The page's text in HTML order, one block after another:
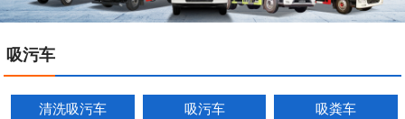
吸污车
清洗吸污车 吸污车
吸粪车